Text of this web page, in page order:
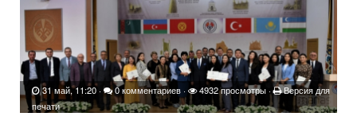
31 май, 11:20· 0 комментариев · 4932 просмотры ·
Версия для
печати